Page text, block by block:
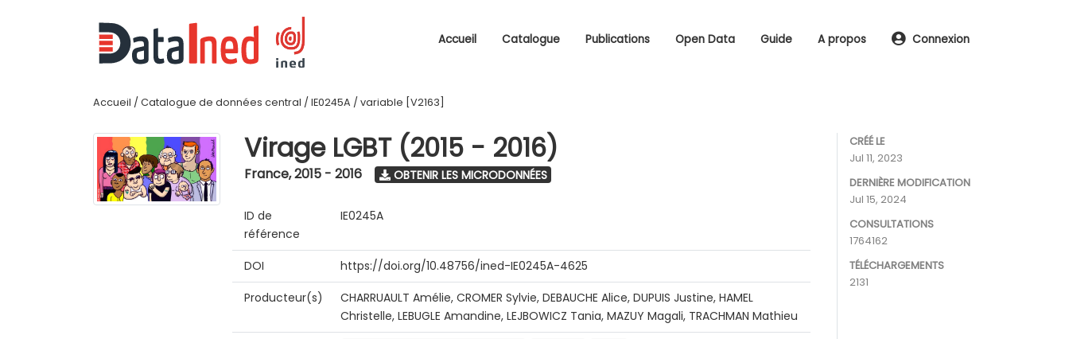
Accueil Catalogue Publications Open Data Guide A propos Connexion
Accueil / Catalogue de données central / IE0245A / variable [V2163]
Virage LGBT (2015 - 2016)
France,2015 - 2016 OBTENIR LES MICRODONNÉES
ID de
référence
IE0245A
DOI
https://doi.org/10.48756/ined-IE0245A-4625
Producteur(s)
CHARRUAULT Amélie, CROMER Sylvie, DEBAUCHE Alice, DUPUIS Justine, HAMEL
Christelle, LEBUGLE Amandine, LEJBOWICZ Tania, MAZUY Magali, TRACHMAN Mathieu
CRÉÉ LE
Jul 11, 2023
DERNIÈRE MODIFICATION
Jul 15, 2024
CONSULTATIONS
1764162
TÉLÉCHARGEMENTS
2131